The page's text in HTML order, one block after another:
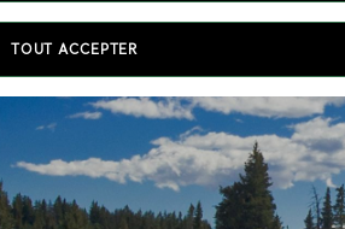
Bagues Eternité
TOUT ACCEPTER